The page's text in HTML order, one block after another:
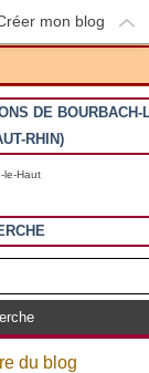
mon blog
DE BOURBACH-
RHIN)
le-Haut
du blog